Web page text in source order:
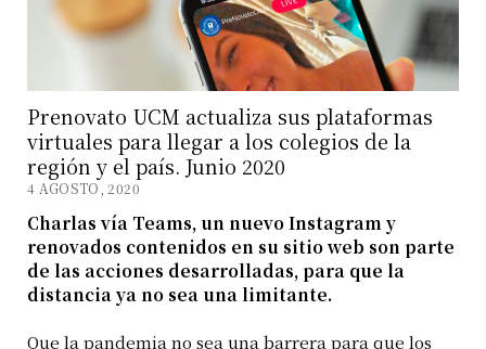
Prenovato UCM actualiza sus plataformas
virtuales para llegar a los colegios de la
región y el país. Junio 2020
4 AGOSTO, 2020
Charlas vía Teams, un nuevo Instagram y
renovados contenidos en su sitio web son parte
de las acciones desarrolladas, para que la
distancia ya no sea una limitante.
Que la pandemia no sea una barrera para que los